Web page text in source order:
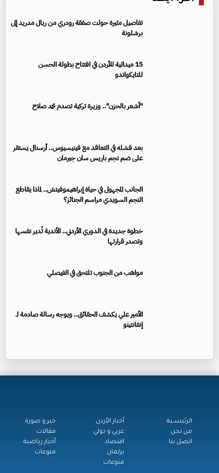
تفاصيل مثيرة حولت صفقة رودري من ريال مدريد إلى
برشلونة
15 ميدالية للأردن في افتتاح بطولة الحسن
للتايكواندو
"أشعر بالحزن".. وزيرة تركية تصدم محمد صلاح
بعد فشله في التعاقد مع فينيسيوس.. أرسنال يستقر
على ضم نجم باريس سان جيرمان
الجانب المجهول في حياة إبراهيموفيتش.. لماذا يقاطع
النجم السويدي مراسم الجنائز؟
خطوة جديدة في الدوري الأردني.. الأندية تُدير نفسها
وتصدر قرارتها
مواهب من الجنوب تلتحق في الفيصلي
الأمير علي يكشف الحقائق.. ويوجه رسالة صادمة لـ
إنفانتينو
الرئيســية
من نحن
اتصل بنا
أخبار الأردن
عربي و دولي
اقتصاد
برلمان
منوعات
خبر و صورة
مقالات
أخبار رياضية
منوعات